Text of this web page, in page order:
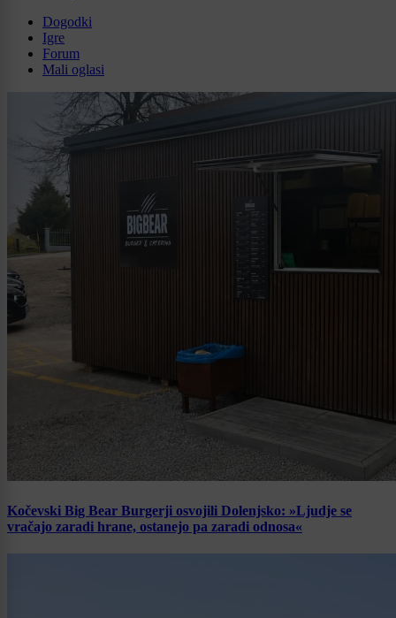
Dogodki
Igre
Forum
Mali oglasi
Kočevski Big Bear Burgerji osvojili Dolenjsko: »Ljudje se
vračajo zaradi hrane, ostanejo pa zaradi odnosa«